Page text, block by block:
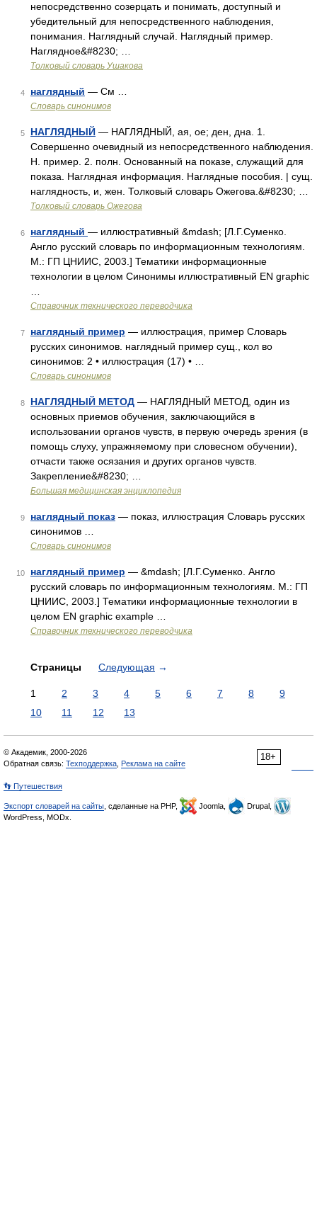
непосредственно созерцать и понимать, доступный и
убедительный для непосредственного наблюдения,
понимания. Наглядный случай. Наглядный пример.
Наглядное&#8230; …
Толковый словарь Ушакова
4 наглядный — См …
Словарь синонимов
5 НАГЛЯДНЫЙ — НАГЛЯДНЫЙ, ая, ое; ден, дна. 1.
Совершенно очевидный из непосредственного наблюдения.
Н. пример. 2. полн. Основанный на показе, служащий для
показа. Наглядная информация. Наглядные пособия. | сущ.
наглядность, и, жен. Толковый словарь Ожегова.&#8230; …
Толковый словарь Ожегова
6 наглядный — иллюстративный &mdash; [Л.Г.Суменко.
Англо русский словарь по информационным технологиям.
М.: ГП ЦНИИС, 2003.] Тематики информационные
технологии в целом Синонимы иллюстративный EN graphic
Справочник технического переводчика
7 наглядный пример — иллюстрация, пример Словарь
русских синонимов. наглядный пример сущ., кол во
синонимов: 2 • иллюстрация (17) • …
Словарь синонимов
8 НАГЛЯДНЫЙ МЕТОД — НАГЛЯДНЫЙ МЕТОД, один из
основных приемов обучения, заключающийся в
использовании органов чувств, в первую очередь зрения (в
помощь слуху, упражняемому при словесном обучении),
отчасти также осязания и других органов чувств.
Закрепление&#8230; …
Большая медицинская энциклопедия
9 наглядный показ — показ, иллюстрация Словарь русских
синонимов …
Словарь синонимов
10 наглядный пример — &mdash; [Л.Г.Суменко. Англо
русский словарь по информационным технологиям. М.: ГП
ЦНИИС, 2003.] Тематики информационные технологии в
целом EN graphic example …
Справочник технического переводчика
Страницы Следующая →
1 2 3 4 5 6 7 8
9
10
11 12 13
18+
© Академик, 2000-2026
Обратная связь: Техподдержка Реклама на сайте
👣 Путешествия
Экспорт словарей на сайты , сделанные на PHP, Joomla,
Drupal,
WordPress, MODx.